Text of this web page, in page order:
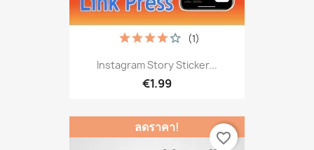
Instagram Story Sticker...
€1.99
(1)
ลดราคา!
favorite_border